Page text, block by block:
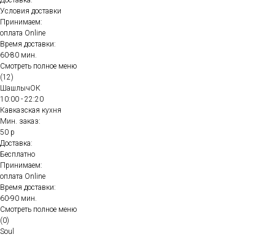
Условия доставки
Принимаем:
оплата Online
Время доставки:
60-80 мин.
Смотреть полное меню
(12)
ШашлычОК
10:00 - 22:20
Кавказская кухня
Мин. заказ:
50 р
Доставка:
Бесплатно
Принимаем:
оплата Online
Время доставки:
60-90 мин.
Смотреть полное меню
(0)
Soul